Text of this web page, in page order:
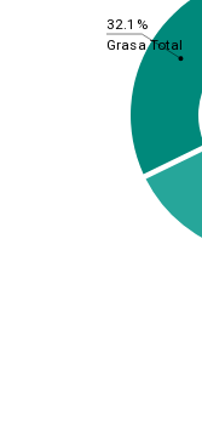
32.1%
Grasa Total